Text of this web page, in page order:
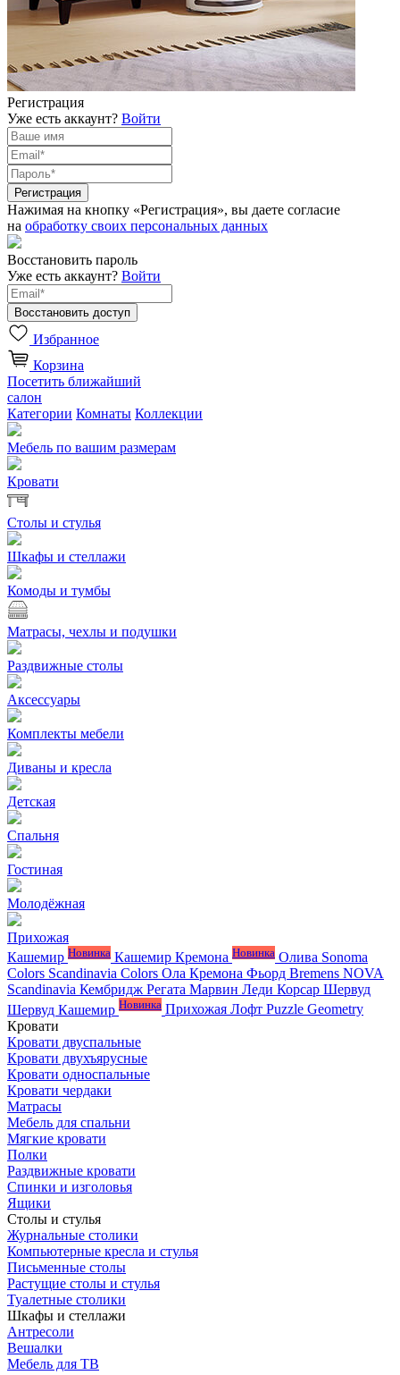
Регистрация
Уже есть аккаунт? Войти
Нажимая на кнопку «Регистрация», вы даете согласие
на обработку своих персональных данных
Восстановить пароль
Уже есть аккаунт? Войти
Избранное
Корзина
Посетить ближайший
салон
Категории Комнаты Коллекции
Мебель по вашим размерам
Кровати
Столы и стулья
Шкафы и стеллажи
Комоды и тумбы
Матрасы, чехлы и подушки
Раздвижные столы
Аксессуары
Комплекты мебели
Диваны и кресла
Детская
Спальня
Гостиная
Молодёжная
Прихожая
Кашемир Новинка Кашемир Кремона Новинка Олива Sonoma
Colors Scandinavia Colors Ола Кремона Фьорд Bremens NOVA
Scandinavia Кембридж Регата Марвин Леди Корсар Шервуд
Шервуд Кашемир Новинка Прихожая Лофт Puzzle Geometry
Кровати
Кровати двуспальные
Кровати двухъярусные
Кровати односпальные
Кровати чердаки
Матрасы
Мебель для спальни
Мягкие кровати
Полки
Раздвижные кровати
Спинки и изголовья
Ящики
Столы и стулья
Журнальные столики
Компьютерные кресла и стулья
Письменные столы
Растущие столы и стулья
Туалетные столики
Шкафы и стеллажи
Антресоли
Вешалки
Мебель для ТВ